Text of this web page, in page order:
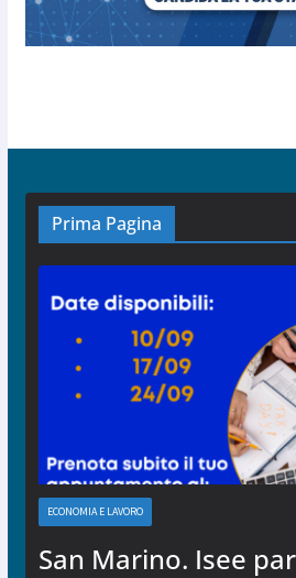
Prima Pagina
ECONOMIA E LAVORO
San Marino. Isee